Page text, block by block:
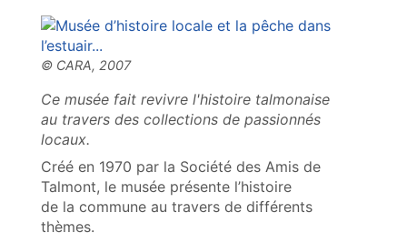
Ce musée fait revivre l'histoire talmonaise
au travers des collections de passionnés
locaux.
Créé en 1970 par la Société des Amis de
Talmont, le musée présente l’histoire
de la commune au travers de différents
thèmes.